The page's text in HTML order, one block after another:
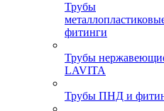
Трубы
фитинги
Трубы
LAVITA
Трубы ПНД и